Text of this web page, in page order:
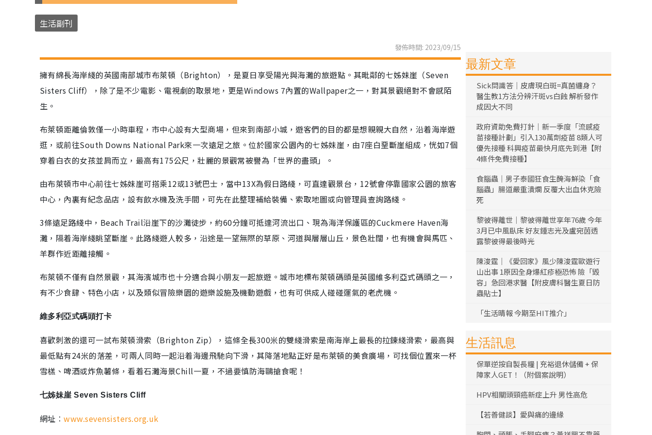
生活副刊
發佈時間: 2023/09/15
擁有綿長海岸綫的英國南部城市布萊頓（Brighton），是夏日享受陽光與海灘的旅遊點。其毗鄰的七姊妹崖（Seven
Sisters Cliff），除了是不少電影、電視劇的取景地，更是Windows 7內置的Wallpaper之一，對其景觀絕對不會感陌
生。
布萊頓距離倫敦僅一小時車程，市中心設有大型商場，但來到南部小城，遊客們的目的都是想親親大自然，沿着海岸遊
逛，或前往South Downs National Park來一次遠足之旅。位於國家公園內的七姊妹崖，由7座白堊斷崖組成，恍如7個
穿着白衣的女孩並肩而立，最高有175公尺，壯麗的景觀常被譽為「世界的盡頭」。
由布萊頓市中心前往七姊妹崖可搭乘12或13號巴士，當中13X為假日路綫，可直達觀景台，12號會停靠國家公園的旅客
中心，內裏有紀念品店，設有飲水機及洗手間，可先在此整理補給裝備、索取地圖或向管理員查詢路綫。
3條遠足路綫中，Beach Trail沿崖下的沙灘徒步，約60分鐘可抵達河流出口、現為海洋保護區的Cuckmere Haven海
灘，隔着海岸綫眺望斷崖。此路綫遊人較多，沿途是一望無際的草原、河道與層層山丘，景色壯闊，也有機會與馬匹、
羊群作近距離接觸。
布萊頓不僅有自然景觀，其海濱城市也十分適合與小朋友一起旅遊。城市地標布萊頓碼頭是英國維多利亞式碼頭之一，
有不少食肆、特色小店，以及類似冒險樂園的遊樂設施及機動遊戲，也有可供成人碰碰運氣的老虎機。
維多利亞式碼頭打卡
喜歡刺激的還可一試布萊頓滑索（Brighton Zip），這條全長300米的雙綫滑索是南海岸上最長的拉鍊綫滑索，最高與
最低點有24米的落差，可兩人同時一起沿着海邊飛馳向下滑，其降落地點正好是布萊頓的美食廣場，可找個位置來一杯
雪榚、啤酒或炸魚薯條，看着石灘海景Chill一夏，不過要慎防海鷗搶食呢！
七姊妹崖 Seven Sisters Cliff
網址︰www.sevensisters.org.uk
最新文章
Sick問識答｜皮膚現白斑=真菌纏身？
醫生教1方法分辨汗斑vs白蝕 解析發作
成因大不同
政府資助免費打針｜新一季度「流感疫
苗接種計劃」引入130萬劑疫苗 8類人可
優先接種 科興疫苗最快月底先到港【附
4條件免費接種】
食腦蟲｜男子泰國狂食生醃海鮮染「食
腦蟲」腸道嚴重潰爛 反覆大出血休克險
死
黎彼得離世｜黎彼得離世享年76歲 今年
3月已中風臥床 好友鍾志光及盧宛茵透
露黎彼得最後時光
陳浚霆｜《愛回家》風少陳浚霆歐遊行
山出事 1原因全身爆紅疹極恐怖 險「毀
容」急回港求醫【附皮膚科醫生夏日防
蟲貼士】
「生活晴報 今期至HIT推介」
生活訊息
保單逆按自製長糧 | 充裕退休儲備 + 保
障家人GET！（附個案說明）
HPV相關頭頸癌新症上升 男性高危
【若善健談】愛與痛的邊緣